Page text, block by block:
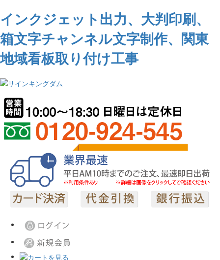
インクジェット出力、大判印刷、
箱文字チャンネル文字制作、関東
地域看板取り付け工事